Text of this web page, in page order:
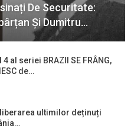
De Securitate:
Și Dumitru…
al seriei BRAZII SE FRÂNG,
de…
ultimilor deținuți